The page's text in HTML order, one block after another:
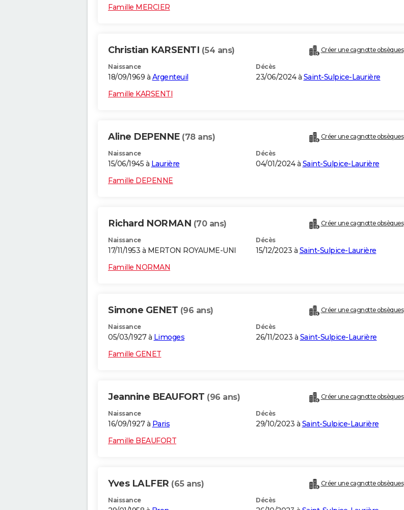
Famille MERCIER
Christian KARSENTI (54 ans) Créer une cagnotte obsèques
Naissance
18/09/1969 à Argenteuil
Décès
23/06/2024 à Saint-Sulpice-Laurière
Famille KARSENTI
Aline DEPENNE (78 ans) Créer une cagnotte obsèques
Naissance
15/06/1945 à Laurière
Décès
04/01/2024 à Saint-Sulpice-Laurière
Famille DEPENNE
Richard NORMAN (70 ans) Créer une cagnotte obsèques
Naissance
17/11/1953 à MERTON ROYAUME-UNI
Décès
15/12/2023 à Saint-Sulpice-Laurière
Famille NORMAN
Simone GENET (96 ans) Créer une cagnotte obsèques
Naissance
05/03/1927 à Limoges
Décès
26/11/2023 à Saint-Sulpice-Laurière
Famille GENET
Jeannine BEAUFORT (96 ans) Créer une cagnotte obsèques
Naissance
16/09/1927 à Paris
Décès
29/10/2023 à Saint-Sulpice-Laurière
Famille BEAUFORT
Yves LALFER (65 ans) Créer une cagnotte obsèques
Naissance Décès